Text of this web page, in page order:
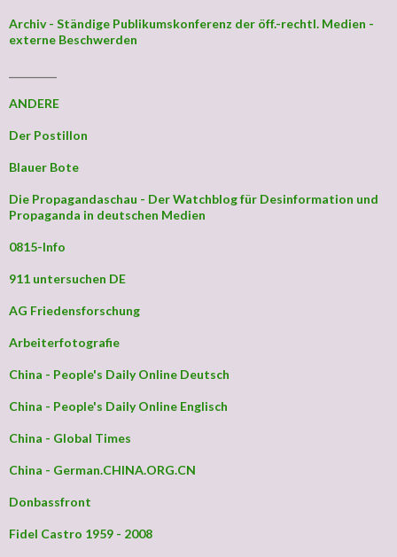
Archiv - Ständige Publikumskonferenz der öff.-rechtl. Medien -
externe Beschwerden
ANDERE
Der Postillon
Blauer Bote
Die Propagandaschau - Der Watchblog für Desinformation und
Propaganda in deutschen Medien
0815-Info
911 untersuchen DE
AG Friedensforschung
Arbeiterfotografie
China - People's Daily Online Deutsch
China - People's Daily Online Englisch
China - Global Times
China - German.CHINA.ORG.CN
Donbassfront
Fidel Castro 1959 - 2008